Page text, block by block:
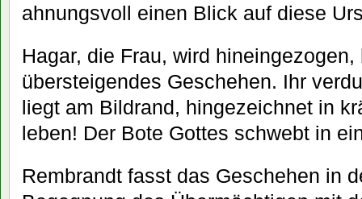
ahnungsvoll einen Blick auf diese
Hagar, die Frau, wird
übersteigendes Geschehen. Ihr
liegt am Bildrand, hingezeichnet in
leben! Der Bote Gottes schwebt in
Rembrandt fasst das Geschehen in